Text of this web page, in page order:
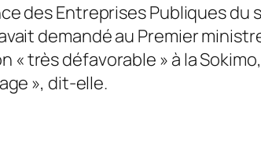
des Entreprises Publiques du
demandé au Premier
« très défavorable » à la
», dit-elle.